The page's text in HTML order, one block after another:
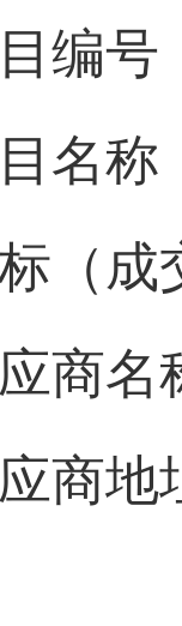
编号
名称
（成
名称
地址